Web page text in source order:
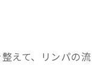
えて、リンパの流